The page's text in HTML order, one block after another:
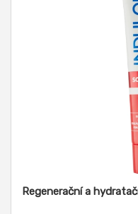
Regenerační a